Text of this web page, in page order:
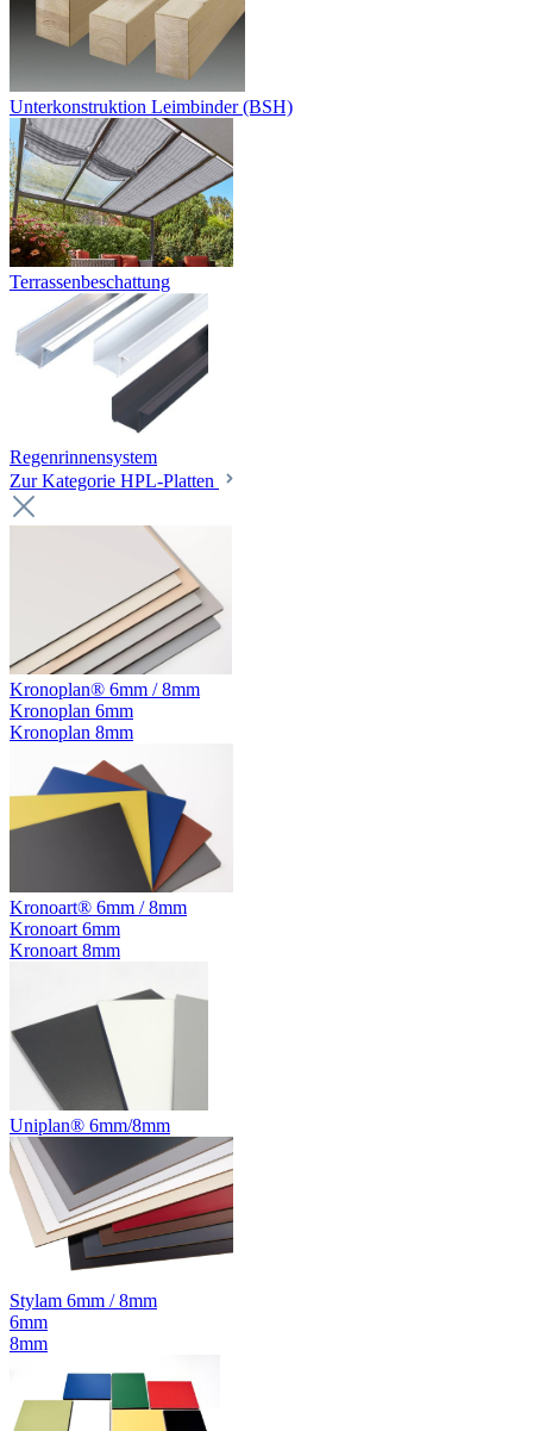
Unterkonstruktion Leimbinder (BSH)
Terrassenbeschattung
Regenrinnensystem
Zur Kategorie HPL-Platten
Kronoplan® 6mm / 8mm
Kronoplan 6mm
Kronoplan 8mm
Kronoart® 6mm / 8mm
Kronoart 6mm
Kronoart 8mm
Uniplan® 6mm/8mm
Stylam 6mm / 8mm
6mm
8mm